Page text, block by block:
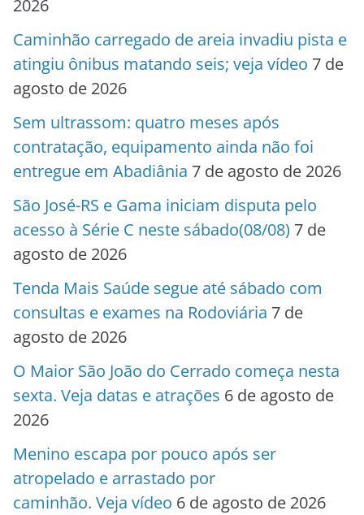
2026
Caminhão carregado de areia invadiu pista e
atingiu ônibus matando seis; veja vídeo 7 de
agosto de 2026
Sem ultrassom: quatro meses após
contratação, equipamento ainda não foi
entregue em Abadiânia 7 de agosto de 2026
São José-RS e Gama iniciam disputa pelo
acesso à Série C neste sábado(08/08) 7 de
agosto de 2026
Tenda Mais Saúde segue até sábado com
consultas e exames na Rodoviária 7 de
agosto de 2026
O Maior São João do Cerrado começa nesta
sexta. Veja datas e atrações 6 de agosto de
2026
Menino escapa por pouco após ser
atropelado e arrastado por
caminhão. Veja vídeo 6 de agosto de 2026